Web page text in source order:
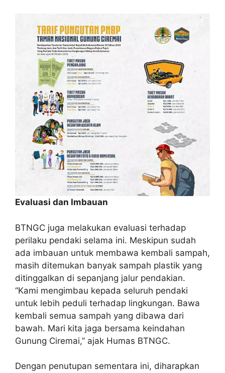
Evaluasi dan Imbauan
BTNGC juga melakukan evaluasi terhadap
perilaku pendaki selama ini. Meskipun sudah
ada imbauan untuk membawa kembali sampah,
masih ditemukan banyak sampah plastik yang
ditinggalkan di sepanjang jalur pendakian.
“Kami mengimbau kepada seluruh pendaki
untuk lebih peduli terhadap lingkungan. Bawa
kembali semua sampah yang dibawa dari
bawah. Mari kita jaga bersama keindahan
Gunung Ciremai,” ajak Humas BTNGC.
Dengan penutupan sementara ini, diharapkan